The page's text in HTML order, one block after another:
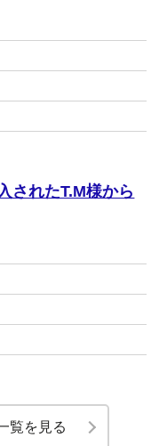
されたT.M様から
覧を見る